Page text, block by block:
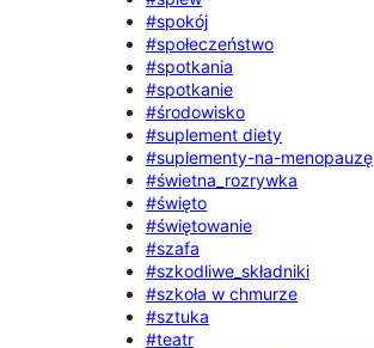
#spokój
#społeczeństwo
#spotkania
#spotkanie
#środowisko
#suplement diety
#suplementy-na-menopauzę
#świetna_rozrywka
#święto
#świętowanie
#szafa
#szkodliwe_składniki
#szkoła w chmurze
#sztuka
#teatr